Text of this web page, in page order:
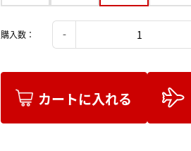
購入数：
カートに入れる